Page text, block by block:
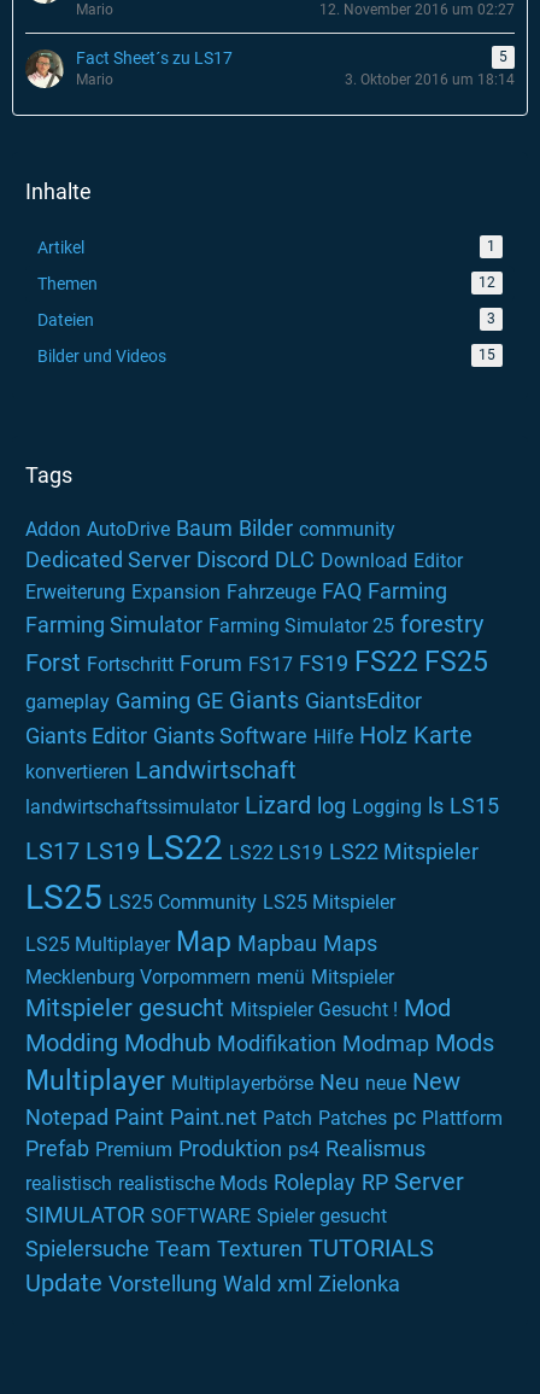
Mario
12. November 2016 um 02:27
Fact Sheet´s zu LS17
5
Mario
3. Oktober 2016 um 18:14
Inhalte
Artikel 1
Themen 12
Dateien 3
Bilder und Videos 15
Tags
Addon AutoDrive Baum Bilder community
Dedicated Server Discord DLC Download Editor
Erweiterung Expansion Fahrzeuge FAQ Farming
Farming Simulator Farming Simulator 25 forestry
Forst Fortschritt Forum FS17 FS19 FS22 FS25
gameplay Gaming GE Giants GiantsEditor
Giants Editor Giants Software Hilfe Holz Karte
konvertieren Landwirtschaft
landwirtschaftssimulator Lizard log Logging ls LS15
LS17 LS19 LS22 LS22 LS19 LS22 Mitspieler
LS25 LS25 Community LS25 Mitspieler
LS25 Multiplayer Map Mapbau Maps
Mecklenburg Vorpommern menü Mitspieler
Mitspieler gesucht Mitspieler Gesucht ! Mod
Modding Modhub Modifikation Modmap Mods
Multiplayer Multiplayerbörse Neu neue New
Notepad Paint Paint.net Patch Patches pc Plattform
Prefab Premium Produktion ps4 Realismus
realistisch realistische Mods Roleplay RP Server
SIMULATOR SOFTWARE Spieler gesucht
Spielersuche Team Texturen TUTORIALS
Update Vorstellung Wald xml Zielonka